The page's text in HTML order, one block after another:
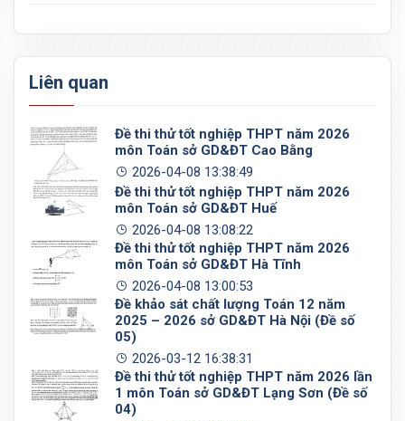
Liên quan
Đề thi thử tốt nghiệp THPT năm 2026
môn Toán sở GD&ĐT Cao Bằng
2026-04-08 13:38:49
Đề thi thử tốt nghiệp THPT năm 2026
môn Toán sở GD&ĐT Huế
2026-04-08 13:08:22
Đề thi thử tốt nghiệp THPT năm 2026
môn Toán sở GD&ĐT Hà Tĩnh
2026-04-08 13:00:53
Đề khảo sát chất lượng Toán 12 năm
2025 – 2026 sở GD&ĐT Hà Nội (Đề số
05)
2026-03-12 16:38:31
Đề thi thử tốt nghiệp THPT năm 2026 lần
1 môn Toán sở GD&ĐT Lạng Sơn (Đề số
04)